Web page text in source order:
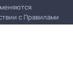
с Правилами